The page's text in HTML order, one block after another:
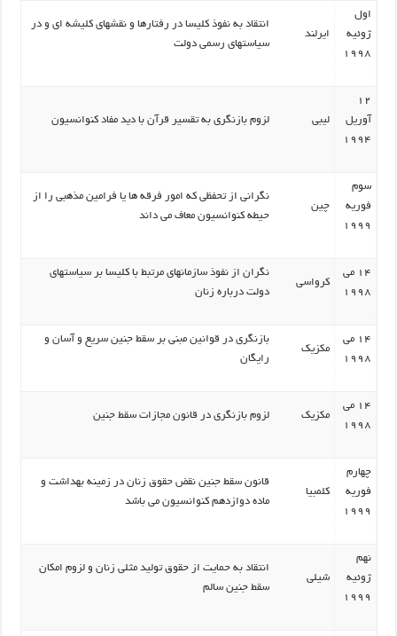
اول
ژوئیه
1998
ایرلند
انتقاد به نفوذ کلیسا در رفتارها و نقشهای کلیشه ای و در
سیاستهای رسمی دولت
12
آوریل
1994
لیبی لزوم بازنگری به تقسیر قرآن با دید مفاد کنوانسیون
سوم
فوریه
1999
چین
نگرانی از تحفظی که امور فرقه ها یا فرامین مذهبی را از
حیطه کنوانسیون معاف می داند
14 می
1998
کرواسی
نگران از نفوذ سازمانهای مرتبط با کلیسا بر سیاستهای
دولت درباره زنان
14 می
1998
مکزیک
بازنگری در قوانین مبنی بر سقط جنین سریع و آسان و
رایگان
14 می
1998
مکزیک لزوم بازنگری در قانون مجازات سقط جنین
چهارم
فوریه
1999
کلمبیا
قانون سقط جنین نقض حقوق زنان در زمینه بهداشت و
ماده دوازدهم کنوانسیون می باشد
نهم
ژوئیه
1999
شیلی
انتقاد به حمایت از حقوق تولید مثلی زنان و لزوم امکان
سقط جنین سالم